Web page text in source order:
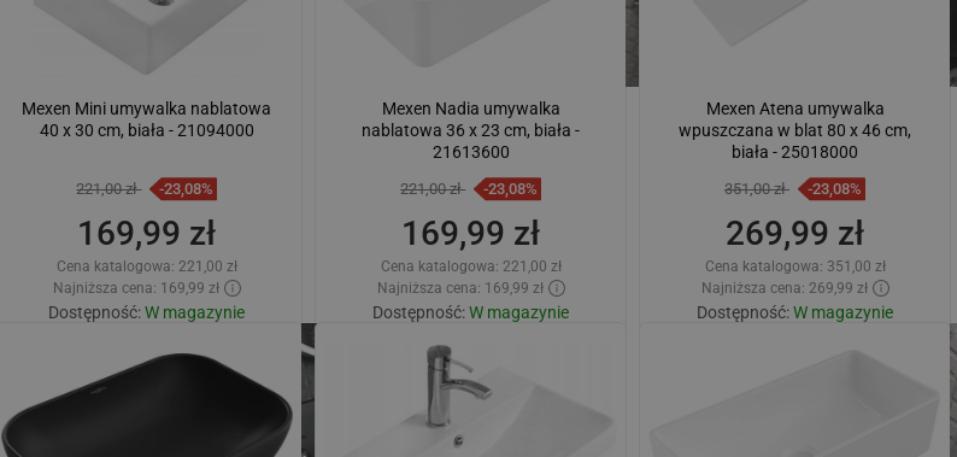
Mexen Mini umywalka nablatowa
40 x 30 cm, biała - 21094000
221,00 zł -23,08%
169,99 zł
Cena katalogowa: 221,00 zł
Najniższa cena: 169,99 zł
Dostępność:W magazynie
Dodaj do koszyka
Mexen Nadia umywalka
nablatowa 36 x 23 cm, biała -
21613600
221,00 zł -23,08%
169,99 zł
Cena katalogowa: 221,00 zł
Najniższa cena: 169,99 zł
Dostępność:W magazynie
Dodaj do koszyka
Porównaj
Mexen Atena umywalka
wpuszczana w blat 80 x 46 cm,
biała - 25018000
351,00 zł -23,08%
269,99 zł
Cena katalogowa: 351,00 zł
Najniższa cena: 269,99 zł
Dostępność:W magazynie